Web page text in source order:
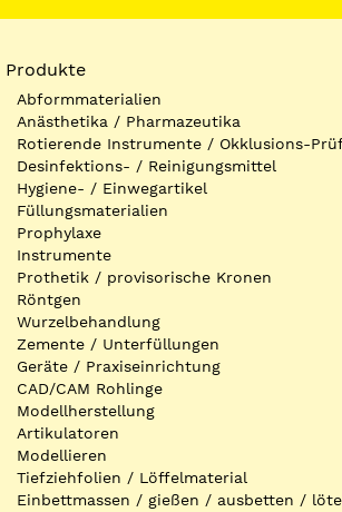
Produkte
Abformmaterialien
Anästhetika / Pharmazeutika
Rotierende Instrumente / Okklusions-
Desinfektions- / Reinigungsmittel
Hygiene- / Einwegartikel
Füllungsmaterialien
Prophylaxe
Instrumente
Prothetik / provisorische Kronen
Röntgen
Wurzelbehandlung
Zemente / Unterfüllungen
Geräte / Praxiseinrichtung
CAD/CAM Rohlinge
Modellherstellung
Artikulatoren
Modellieren
Tiefziehfolien / Löffelmaterial
Einbettmassen / gießen / ausbetten /